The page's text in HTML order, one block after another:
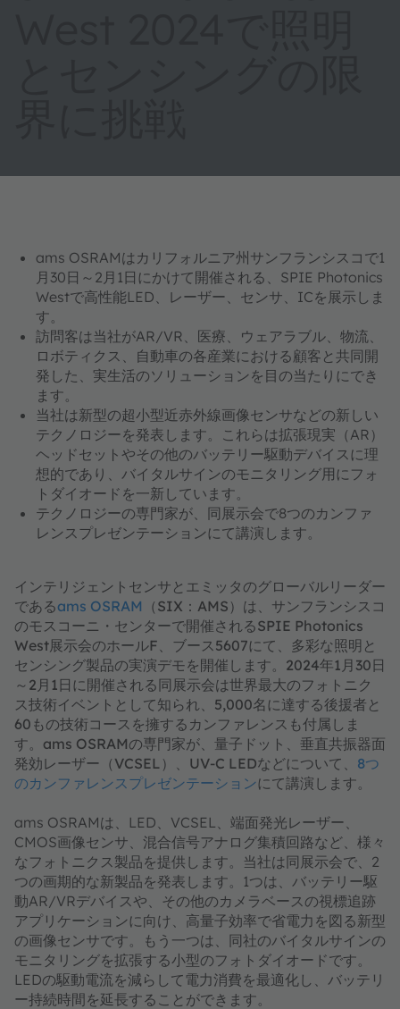
ams OSRAMはカリフォルニア州サンフランシスコで1
月30日～2月1日にかけて開催される、SPIE Photonics
Westで高性能LED、レーザー、センサ、ICを展示しま
す。
訪問客は当社がAR/VR、医療、ウェアラブル、物流、
ロボティクス、自動車の各産業における顧客と共同開
発した、実生活のソリューションを目の当たりにでき
ます。
当社は新型の超小型近赤外線画像センサなどの新しい
テクノロジーを発表します。これらは拡張現実（AR）
ヘッドセットやその他のバッテリー駆動デバイスに理
想的であり、バイタルサインのモニタリング用にフォ
トダイオードを一新しています。
テクノロジーの専門家が、同展示会で8つのカンファ
レンスプレゼンテーションにて講演します。
インテリジェントセンサとエミッタのグローバルリーダー
であるams OSRAM （SIX：AMS）は、サンフランシスコ
のモスコーニ・センターで開催されるSPIE Photonics
West展示会のホールF、ブース5607にて、多彩な照明と
センシング製品の実演デモを開催します。2024年1月30日
～2月1日に開催される同展示会は世界最大のフォトニク
ス技術イベントとして知られ、5,000名に達する後援者と
60もの技術コースを擁するカンファレンスも付属しま
す。ams OSRAMの専門家が、量子ドット、垂直共振器面
発効レーザー（VCSEL）、UV-C LEDなどについて、 8つ
のカンファレンスプレゼンテーションにて講演します。
ams OSRAMは、LED、VCSEL、端面発光レーザー、
CMOS画像センサ、混合信号アナログ集積回路など、様々
なフォトニクス製品を提供します。当社は同展示会で、2
つの画期的な新製品を発表します。1つは、バッテリー駆
動AR/VRデバイスや、その他のカメラベースの視標追跡
アプリケーションに向け、高量子効率で省電力を図る新型
の画像センサです。もう一つは、同社のバイタルサインの
モニタリングを拡張する小型のフォトダイオードです。
LEDの駆動電流を減らして電力消費を最適化し、バッテリ
ー持続時間を延長することができます。